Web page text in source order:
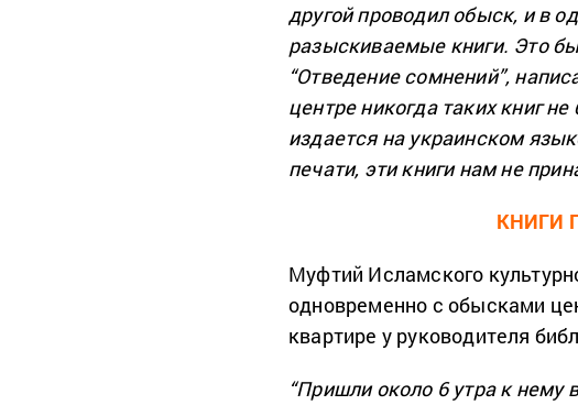
другой проводил обыск, и в
разыскиваемые книги. Это
“Отведение сомнений”,
центре никогда таких книг
издается на украинском
печати, эти книги нам не
КНИГИ
Муфтий Исламского
одновременно с обысками
квартире у руководителя
“Пришли около 6 утра к нему